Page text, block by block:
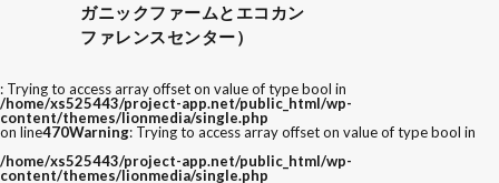
ガニックファームとエコカン
ファレンスセンター）
: Trying to access array offset on value of type bool in
/home/xs525443/project-app.net/public_html/wp-
content/themes/lionmedia/single.php
on line470Warning: Trying to access array offset on value of type bool in
/home/xs525443/project-app.net/public_html/wp-
content/themes/lionmedia/single.php